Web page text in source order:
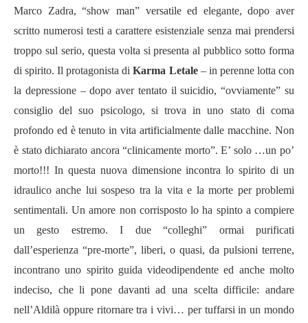
Marco Zadra, “show man” versatile ed elegante, dopo aver
scritto numerosi testi a carattere esistenziale senza mai prendersi
troppo sul serio, questa volta si presenta al pubblico sotto forma
di spirito. Il protagonista diKarma Letale– in perenne lotta con
la depressione – dopo aver tentato il suicidio, “ovviamente” su
consiglio del suo psicologo, si trova in uno stato di coma
profondo ed è tenuto in vita artificialmente dalle macchine. Non
è stato dichiarato ancora “clinicamente morto”. E’ solo …un po’
morto!!! In questa nuova dimensione incontra lo spirito di un
idraulico anche lui sospeso tra la vita e la morte per problemi
sentimentali. Un amore non corrisposto lo ha spinto a compiere
un gesto estremo. I due “colleghi” ormai purificati
dall’esperienza “pre-morte”, liberi, o quasi, da pulsioni terrene,
incontrano uno spirito guida videodipendente ed anche molto
indeciso, che li pone davanti ad una scelta difficile: andare
nell’Aldilà oppure ritornare tra i vivi… per tuffarsi in un mondo